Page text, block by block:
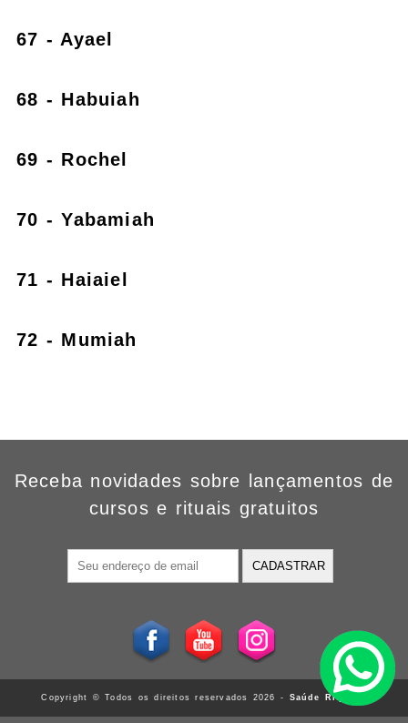
67 - Ayael
68 - Habuiah
69 - Rochel
70 - Yabamiah
71 - Haiaiel
72 - Mumiah
Receba novidades sobre lançamentos de
cursos e rituais gratuitos
CADASTRAR
Copyright © Todos os direitos reservados 2026 - Saúde Riqueza